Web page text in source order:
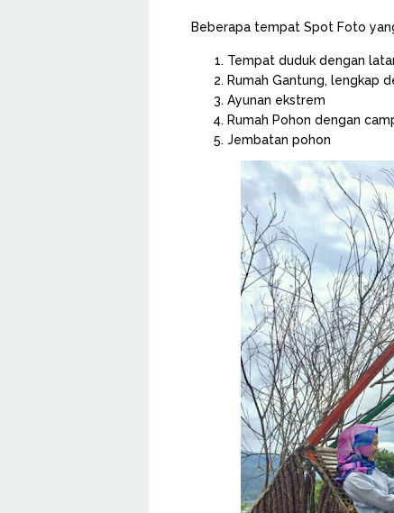
Beberapa tempat Spot Foto
Tempat duduk dengan
Rumah Gantung, lengkap
Ayunan ekstrem
Rumah Pohon dengan
Jembatan pohon